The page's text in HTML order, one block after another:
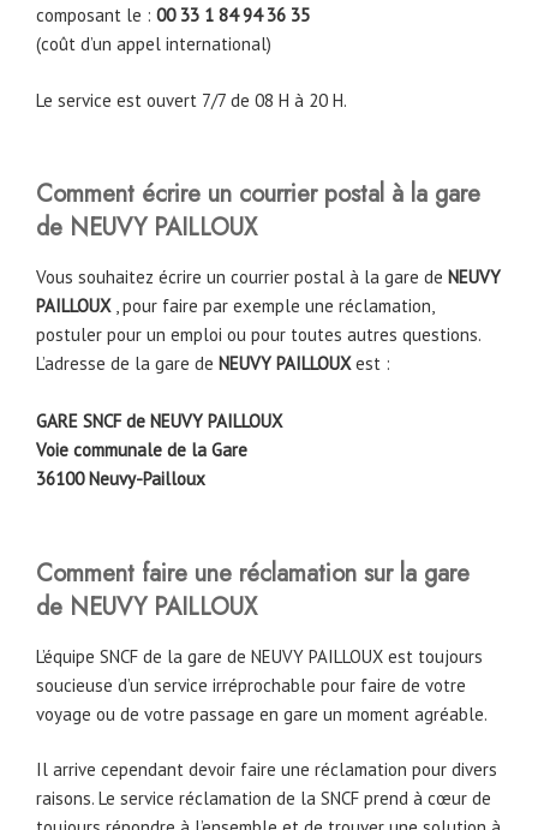
composant le : 00 33 1 84 94 36 35
(coût d’un appel international)
Le service est ouvert 7/7 de 08 H à 20 H.
Comment écrire un courrier postal à la gare
de NEUVY PAILLOUX
Vous souhaitez écrire un courrier postal à la gare de NEUVY
PAILLOUX, pour faire par exemple une réclamation,
postuler pour un emploi ou pour toutes autres questions.
L’adresse de la gare de NEUVY PAILLOUXest :
GARE SNCF de NEUVY PAILLOUX
Voie communale de la Gare
36100 Neuvy-Pailloux
Comment faire une réclamation sur la gare
de NEUVY PAILLOUX
L’équipe SNCF de la gare de NEUVY PAILLOUX est toujours
soucieuse d’un service irréprochable pour faire de votre
voyage ou de votre passage en gare un moment agréable.
Il arrive cependant devoir faire une réclamation pour divers
raisons. Le service réclamation de la SNCF prend à cœur de